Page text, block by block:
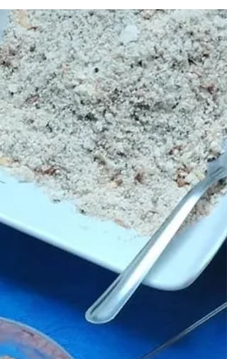
de churrasco completo e profissional Citação: “O
verdadeiro churrasco é aquele em que